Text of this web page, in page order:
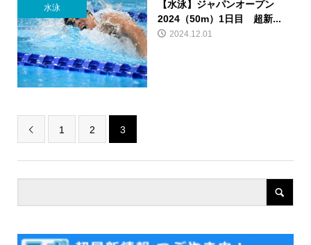
水泳
【水泳】ジャパンオープン
2024（50m）1日目 超新...
2024.12.01
 1 2 3